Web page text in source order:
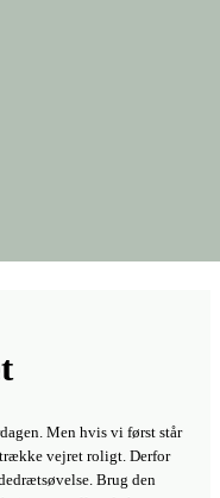
Men hvis vi først står
vejret roligt. Derfor
Brug den